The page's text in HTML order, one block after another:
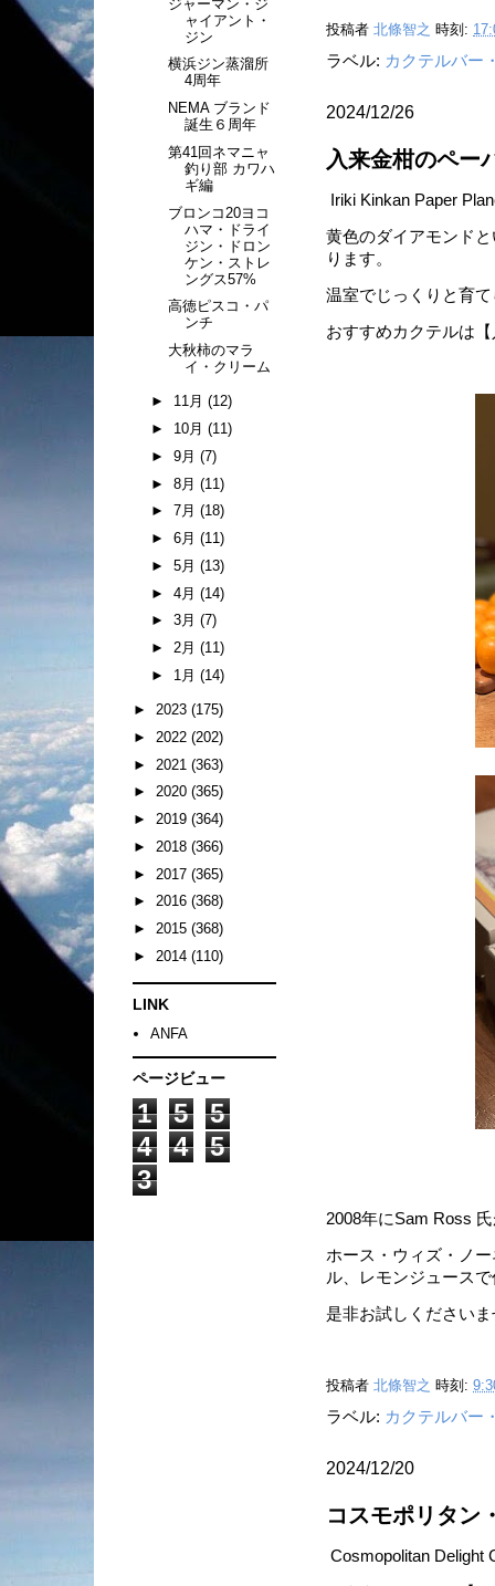
投稿者 北條智之 時刻:
ラベル: カクテルバー
2024/12/26
入来金柑のペー
Iriki Kinkan Paper
黄色のダイアモンド
ります。
温室でじっくりと育
おすすめカクテルは
2008年にSam Ross
ホース・ウィズ・ノ
ル、レモンジュース
是非お試しくださいま
投稿者 北條智之 時刻:
ラベル: カクテルバー
2024/12/20
コスモポリタン
Cosmopolitan Delight
ジャーマン・ジ
ャイアント・
ジン
横浜ジン蒸溜所
4周年
NEMA ブランド
誕生６周年
第41回ネマニャ
釣り部 カワハ
ギ編
ブロンコ20ヨコ
ハマ・ドライ
ジン・ドロン
ケン・ストレ
ングス57%
高徳ピスコ・パ
ンチ
大秋柿のマラ
イ・クリーム
► 11月 (12)
► 10月 (11)
► 9月 (7)
► 8月 (11)
► 7月 (18)
► 6月 (11)
► 5月 (13)
► 4月 (14)
► 3月 (7)
► 2月 (11)
► 1月 (14)
► 2023 (175)
► 2022 (202)
► 2021 (363)
► 2020 (365)
► 2019 (364)
► 2018 (366)
► 2017 (365)
► 2016 (368)
► 2015 (368)
► 2014 (110)
LINK
ANFA
ページビュー
1 5
5
4
4
5
3